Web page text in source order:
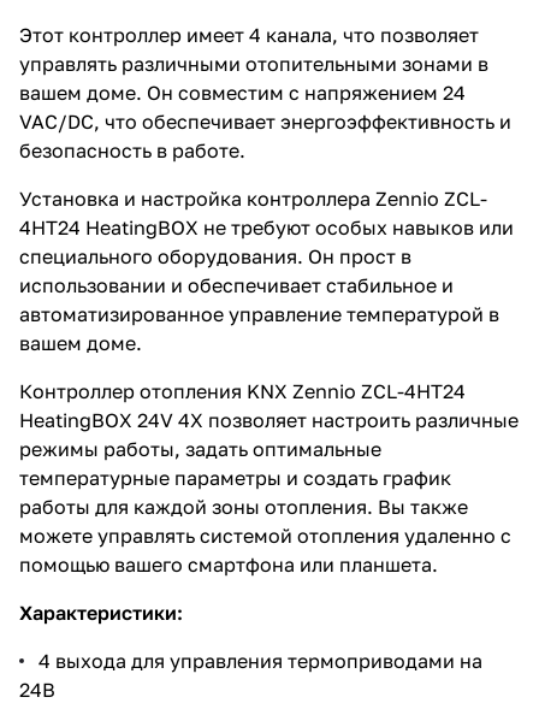
Этот контроллер имеет 4 канала, что позволяет
управлять различными отопительными зонами в
вашем доме. Он совместим с напряжением 24
VAC/DC, что обеспечивает энергоэффективность и
безопасность в работе.
Установка и настройка контроллера Zennio ZCL-
4HT24 HeatingBOX не требуют особых навыков или
специального оборудования. Он прост в
использовании и обеспечивает стабильное и
автоматизированное управление температурой в
вашем доме.
Контроллер отопления KNX Zennio ZCL-4HT24
HeatingBOX 24V 4X позволяет настроить различные
режимы работы, задать оптимальные
температурные параметры и создать график
работы для каждой зоны отопления. Вы также
можете управлять системой отопления удаленно с
помощью вашего смартфона или планшета.
Характеристики:
4 выхода для управления термоприводами на
24В